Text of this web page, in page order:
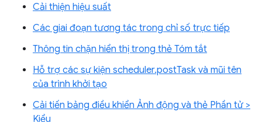
Cải thiện hiệu suất
Các giai đoạn tương tác trong chỉ số trực tiếp
Thông tin chặn hiển thị trong thẻ Tóm tắt
Hỗ trợ các sự kiện scheduler.postTask và mũi tên
của trình khởi tạo
Cải tiến bảng điều khiển Ảnh động và thẻ Phần tử >
Kiểu